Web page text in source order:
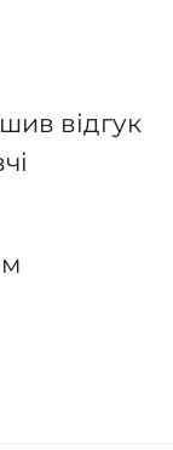
відгук